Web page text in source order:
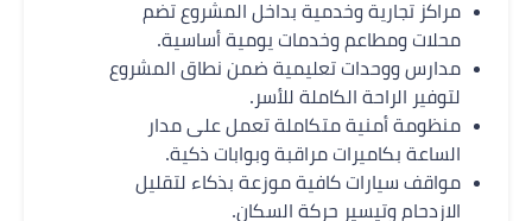
مراكز تجارية وخدمية بداخل المشروع تضم
محلات ومطاعم وخدمات يومية أساسية.
مدارس ووحدات تعليمية ضمن نطاق المشروع
لتوفير الراحة الكاملة للأسر.
منظومة أمنية متكاملة تعمل على مدار
الساعة بكاميرات مراقبة وبوابات ذكية.
مواقف سيارات كافية موزعة بذكاء لتقليل
الازدحام وتيسير حركة السكان.